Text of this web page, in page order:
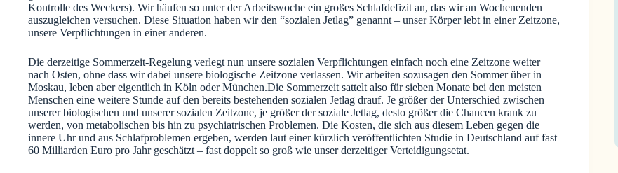
Kontrolle des Weckers). Wir häufen so unter der Arbeitswoche ein großes Schlafdefizit an, das wir an Wochenenden
auszugleichen versuchen. Diese Situation haben wir den “sozialen Jetlag” genannt – unser Körper lebt in einer Zeitzone,
unsere Verpflichtungen in einer anderen.
Die derzeitige Sommerzeit-Regelung verlegt nun unsere sozialen Verpflichtungen einfach noch eine Zeitzone weiter
nach Osten, ohne dass wir dabei unsere biologische Zeitzone verlassen. Wir arbeiten sozusagen den Sommer über in
Moskau, leben aber eigentlich in Köln oder München.Die Sommerzeit sattelt also für sieben Monate bei den meisten
Menschen eine weitere Stunde auf den bereits bestehenden sozialen Jetlag drauf. Je größer der Unterschied zwischen
unserer biologischen und unserer sozialen Zeitzone, je größer der soziale Jetlag, desto größer die Chancen krank zu
werden, von metabolischen bis hin zu psychiatrischen Problemen. Die Kosten, die sich aus diesem Leben gegen die
innere Uhr und aus Schlafproblemen ergeben, werden laut einer kürzlich veröffentlichten Studie in Deutschland auf fast
60 Milliarden Euro pro Jahr geschätzt – fast doppelt so groß wie unser derzeitiger Verteidigungsetat.